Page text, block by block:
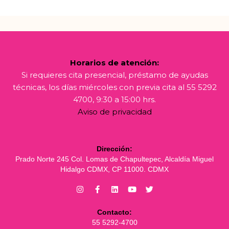
Horarios de atención:
Si requieres cita presencial, préstamo de ayudas
técnicas, los días miércoles con previa cita al 55 5292
4700, 9:30 a 15:00 hrs.
Aviso de privacidad
Dirección:
Prado Norte 245 Col. Lomas de Chapultepec, Alcaldía Miguel
Hidalgo CDMX, CP 11000. CDMX
Contacto:
55 5292-4700